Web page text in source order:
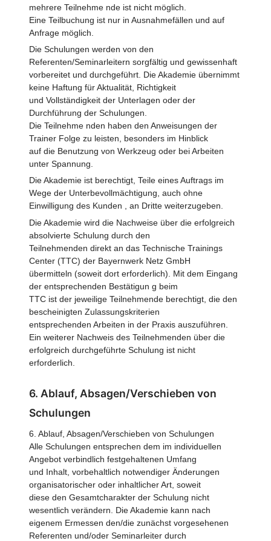
mehrere Teilnehme nde ist nicht möglich.
Eine Teilbuchung ist nur in Ausnahmefällen und auf
Anfrage möglich.
Die Schulungen werden von den
Referenten/Seminarleitern sorgfältig und gewissenhaft
vorbereitet und durchgeführt. Die Akademie übernimmt
keine Haftung für Aktualität, Richtigkeit
und Vollständigkeit der Unterlagen oder der
Durchführung der Schulungen.
Die Teilnehme nden haben den Anweisungen der
Trainer Folge zu leisten, besonders im Hinblick
auf die Benutzung von Werkzeug oder bei Arbeiten
unter Spannung.
Die Akademie ist berechtigt, Teile eines Auftrags im
Wege der Unterbevollmächtigung, auch ohne
Einwilligung des Kunden , an Dritte weiterzugeben.
Die Akademie wird die Nachweise über die erfolgreich
absolvierte Schulung durch den
Teilnehmenden direkt an das Technische Trainings
Center (TTC) der Bayernwerk Netz GmbH
übermitteln (soweit dort erforderlich). Mit dem Eingang
der entsprechenden Bestätigun g beim
TTC ist der jeweilige Teilnehmende berechtigt, die den
bescheinigten Zulassungskriterien
entsprechenden Arbeiten in der Praxis auszuführen.
Ein weiterer Nachweis des Teilnehmenden über die
erfolgreich durchgeführte Schulung ist nicht
erforderlich.
6. Ablauf, Absagen/Verschieben von
Schulungen
6. Ablauf, Absagen/Verschieben von Schulungen
Alle Schulungen entsprechen dem im individuellen
Angebot verbindlich festgehaltenen Umfang
und Inhalt, vorbehaltlich notwendiger Änderungen
organisatorischer oder inhaltlicher Art, soweit
diese den Gesamtcharakter der Schulung nicht
wesentlich verändern. Die Akademie kann nach
eigenem Ermessen den/die zunächst vorgesehenen
Referenten und/oder Seminarleiter durch